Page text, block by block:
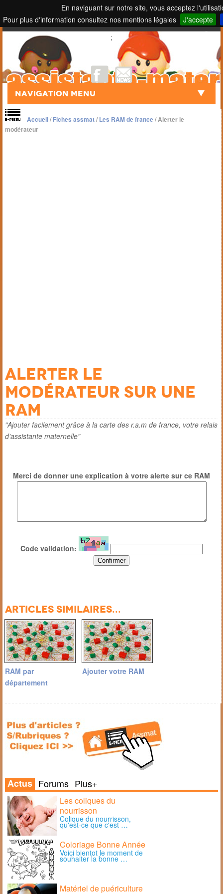
En naviguant sur notre site, vous acceptez
Pour plus d'information consultez nos mentions légales
J'accepte
Touch to Search
;
Navigation Menu
Accueil/Fiches assmat/Les RAM de france/Alerter le
modérateur
Alerter le
modérateur sur une
ram
"Ajouter facilement grâce à la carte des r.a.m de france, votre relais
d'assistante maternelle"
Merci de donner une explication à votre alerte sur ce RAM
Code validation:
Articles similaires...
RAM par
département
Ajouter votre RAM
Actus Forums Plus+
Les coliques du
nourrisson
Colique du nourrisson,
qu'est-ce que c'est …
Coloriage Bonne Année
Voici bientot le moment de
souhaiter la bonne …
Matériel de puériculture